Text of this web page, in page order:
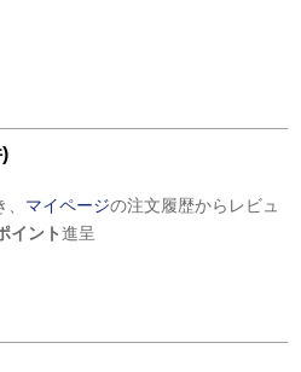
マイページの注文履歴からレビュ
イント進呈